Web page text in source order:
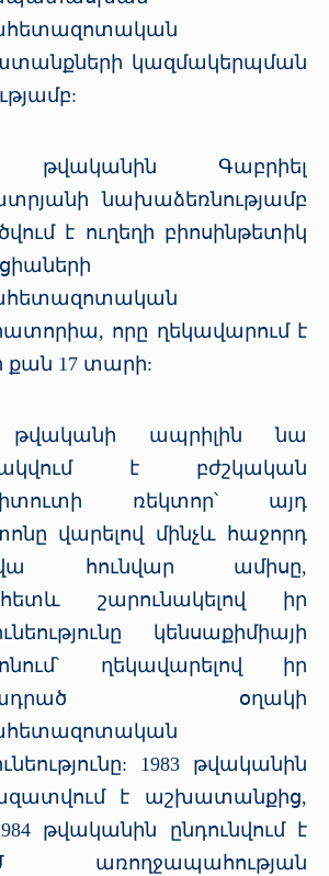
կազմակերպման
թվականին Գաբրիել
նախաձեռնությամբ
է ուղեղի բիոսինթետիկ
որը ղեկավարում է
քան 17 տարի:
թվականի ապրիլին նա
է բժշկական
ռեկտոր՝ այդ
վարելով մինչև հաջորդ
հունվար ամիսը,
շարունակելով իր
կենսաքիմիայի
ղեկավարելով իր
օղակի
1983 թվականին
է աշխատանքից,
թվականին ընդունվում է
առողջապահության